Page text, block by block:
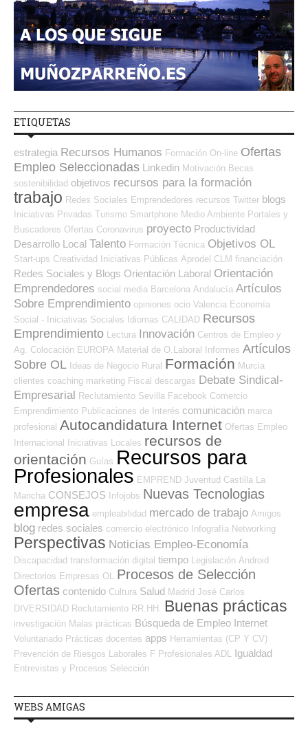
ETIQUETAS
estrategia Recursos Humanos Formación On-line Ofertas
Empleo Seleccionadas Linkedin Motivación Becas
sostenibilidad objetivos recursos para la formación
trabajo Redes Sociales Emprendedores recursos Twitter blogs
Iniciativas Privadas Turismo Smartphone Medio Ambiente Portales y
Buscadores Ofertas Coronavirus proyecto Productividad
Desarrollo Local Talento Formación Técnica Objetivos OL
Start-ups Creatividad Iniciativas Públicas Aprodel CLM financiación
Redes Sociales y Blogs Orientación Laboral Orientación
Emprendedores social media Barcelona Andalucía Artículos
Sobre Emprendimiento opiniones ocio Valencia Economía
Social - Iniciativas Sociales Idiomas CALIDAD Recursos
Emprendimiento Lectura Innovación Centros de Empleo y
Ag. Colocación EUROPA Material de O.Laboral Informes Artículos
Sobre OL Ideas de Negocio Rural Formación Murcia
clientes coaching marketing Fiscal descargas Debate Sindical-
Empresarial Reclutamiento Sevilla Facebook Comercio
Emprendimiento Publicaciones de Interés comunicación marca
profesional Autocandidatura Internet Ofertas Empleo
Internacional Iniciativas Locales recursos de
orientación Guías Recursos para
Profesionales EMPREND Juventud Castilla La
Mancha CONSEJOS Infojobs Nuevas Tecnologias
empresa empleabilidad mercado de trabajo Amigos
blog redes sociales comercio electrónico Infografía Networking
Perspectivas Noticias Empleo-Economía
Discapacidad transformación digital tiempo Legislación Android
Directorios Empresas OL
Procesos de Selección
Ofertas contenido Cultura Salud Madrid José Carlos
DIVERSIDAD Reclutamiento RR.HH. Buenas prácticas
investigación Malas prácticas Búsqueda de Empleo Internet
Voluntariado Prácticas docentes apps Herramientas (CP Y CV)
Prevención de Riesgos Laborales F Profesionales ADL Igualdad
Entrevistas y Procesos Selección
WEBS AMIGAS